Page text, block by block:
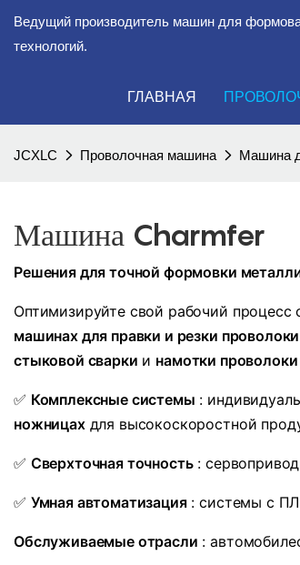
Ведущий производитель машин для
технологий.
ГЛАВНАЯ
JCXLC Проволочная машина Машина
Машина Charmfer
Решения для точной формовки
Оптимизируйте свой рабочий
машинах для правки и резки проволоки
стыковой сварки и намотки проволоки
✅ Комплексные системы :
ножницахдля высокоскоростной
✅ Сверхточная точность:
✅ Умная автоматизация: системы с
Обслуживаемые отрасли :